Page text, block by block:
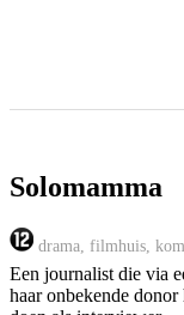
Solomamma
drama, filmhuis,
Een journalist die via
haar onbekende